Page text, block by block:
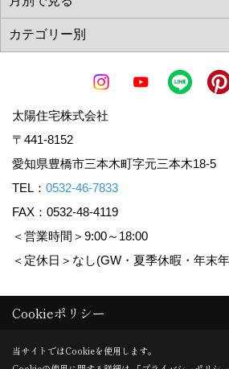
太陽住宅株式会社
〒441-8152
愛知県豊橋市三本木町字元三本木18-5
TEL： 0532-46-7833
FAX：0532-48-4119
＜営業時間＞9:00～18:00
＜定休日＞なし(GW・夏季休暇・年末
Copyright (c) Taiyoujyutaku. All Rights
Cookieポリシー
当サイトではCookieを使用します。